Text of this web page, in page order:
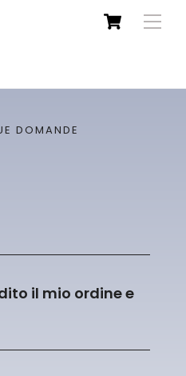
DOMANDE
il mio ordine e